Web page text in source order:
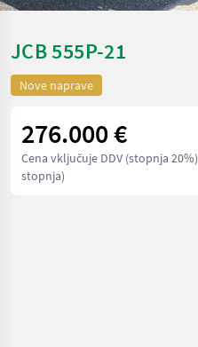
JCB 555P-21
Nove naprave
276.000 €
Cena vključuje DDV (stopnja 20%)
stopnja)